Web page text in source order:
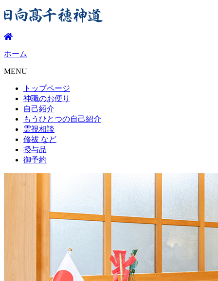
ホーム
MENU
トップページ
神職のお便り
自己紹介
もうひとつの自己紹介
霊視相談
修祓 など
授与品
御予約